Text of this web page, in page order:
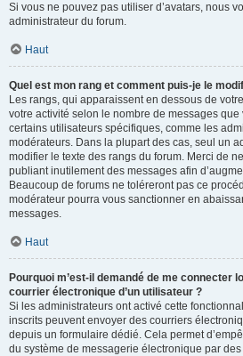
Si vous ne pouvez pas utiliser d’avatars, nous
administrateur du forum.
Haut
Quel est mon rang et comment puis-je le
Les rangs, qui apparaissent en dessous de
votre activité selon le nombre de messages
certains utilisateurs spécifiques, comme les
modérateurs. Dans la plupart des cas, seul un
modifier le texte des rangs du forum. Merci de
publiant inutilement des messages afin
Beaucoup de forums ne toléreront pas ce
modérateur pourra vous sanctionner en
messages.
Haut
Pourquoi m’est-il demandé de me connecter
courrier électronique d’un utilisateur ?
Si les administrateurs ont activé cette
inscrits peuvent envoyer des courriers
depuis un formulaire dédié. Cela permet
du système de messagerie électronique par